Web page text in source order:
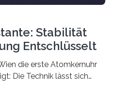
Stabilität
Entschlüsselt
die erste Atomkernuhr
Die Technik lässt sich
Thorium-